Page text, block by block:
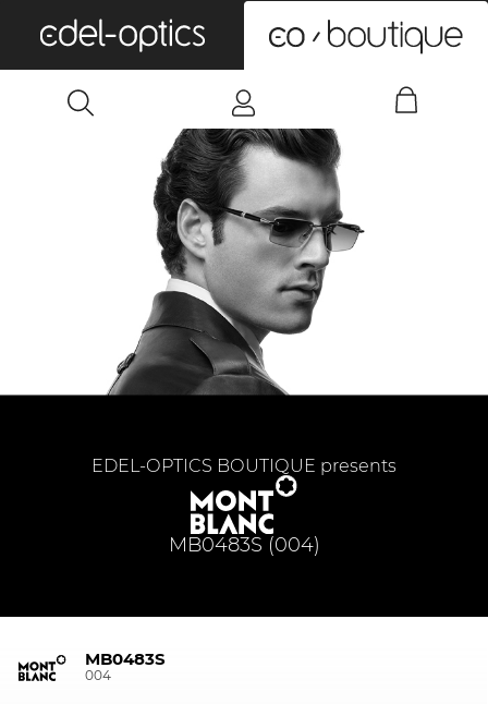
MB0483S (004)
EDEL-OPTICS BOUTIQUE presents
MB0483S
004